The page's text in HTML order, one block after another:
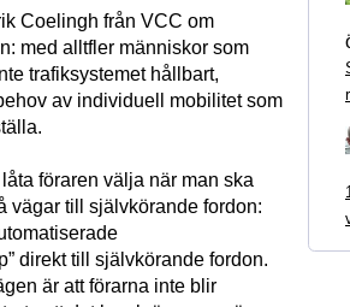
Coelingh från VCC om
med alltfler människor som
trafiksystemet hållbart,
av individuell mobilitet som
föraren välja när man ska
vägar till självkörande fordon:
direkt till självkörande fordon.
är att förarna inte blir